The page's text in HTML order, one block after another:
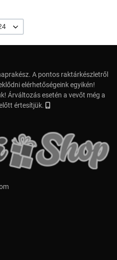
A pontos raktárkészletről
elérhetőségeink egyikén!
Árváltozás esetén a vevőt még a
értesítjük.